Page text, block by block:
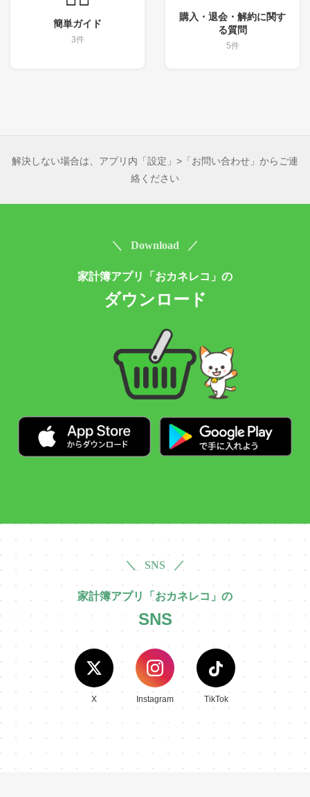
簡単ガイド
3件
購入・退会・解約に関す
る質問
5件
解決しない場合は、アプリ内「設定」>「お問い合わせ」からご連
絡ください
＼ Download ／
家計簿アプリ「おカネレコ」の
ダウンロード
＼ SNS ／
家計簿アプリ「おカネレコ」の
SNS
X Instagram TikTok